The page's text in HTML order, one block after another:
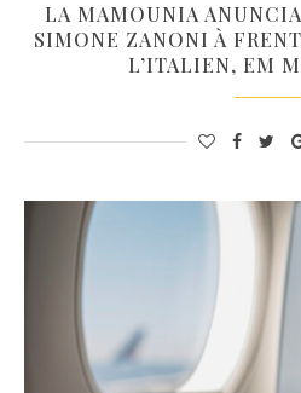
LA MAMOUNIA
SIMONE ZANONI À
L’ITALIEN, EM